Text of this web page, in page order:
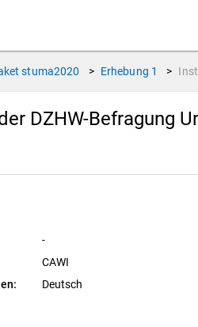
stuma2020 > Erhebung 1 >
DZHW-Befragung
-
CAWI
Deutsch